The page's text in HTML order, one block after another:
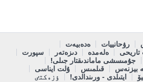
رۋحانييات
ەدەبيەت
ەلەمدە دىزەتەر
سپورت
جۇمىسشى ماماندىقتار جىلى!
بيزنەس قىلمىس
ۇلت ايناسى
ايتىلدى - ورىندالدى! ٶزەكتٸ